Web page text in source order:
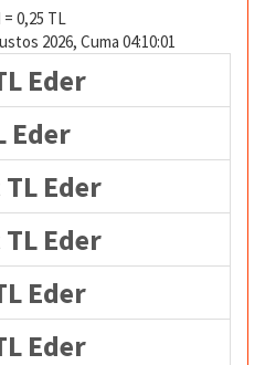
= 0,25 TL
2026, Cuma 04:10:01
Eder
Eder
Eder
Eder
Eder
Eder